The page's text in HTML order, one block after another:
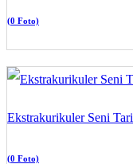
(0 Foto)
Ekstrakurikuler Seni Tari
(0 Foto)